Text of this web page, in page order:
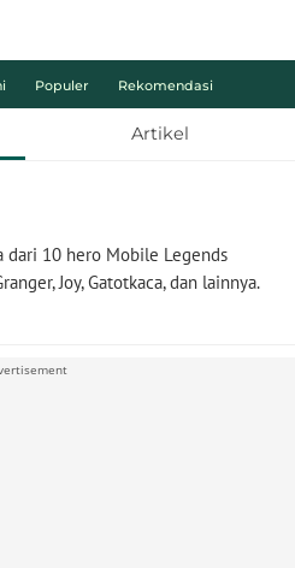
Populer Rekomendasi
Artikel
dari 10 hero Mobile Legends
Joy, Gatotkaca, dan lainnya.